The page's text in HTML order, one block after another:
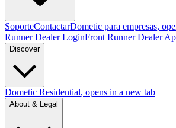
SoporteContactarDometic para empresas,
Runner Dealer LoginFront Runner Dealer
Discover
Dometic Residential, opens in a new tab
About & Legal